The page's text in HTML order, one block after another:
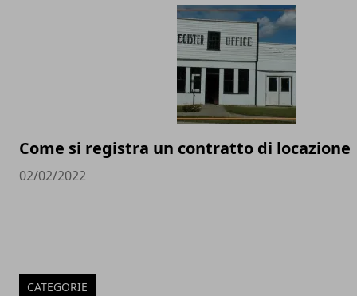
Come si registra un contratto di locazione
02/02/2022
CATEGORIE